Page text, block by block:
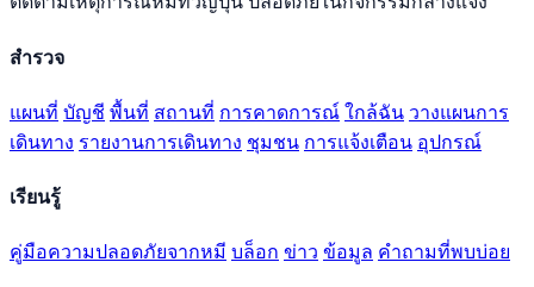
สำรวจ
แผนที่ บัญชี พื้นที่ สถานที่ การคาดการณ์ใกล้ฉัน วางแผนการ
เดินทาง รายงานการเดินทาง ชุมชน การแจ้งเตือน อุปกรณ์
เรียนรู้
คู่มือความปลอดภัยจากหมี บล็อก ข่าว ข้อมูล คำถามที่พบบ่อย